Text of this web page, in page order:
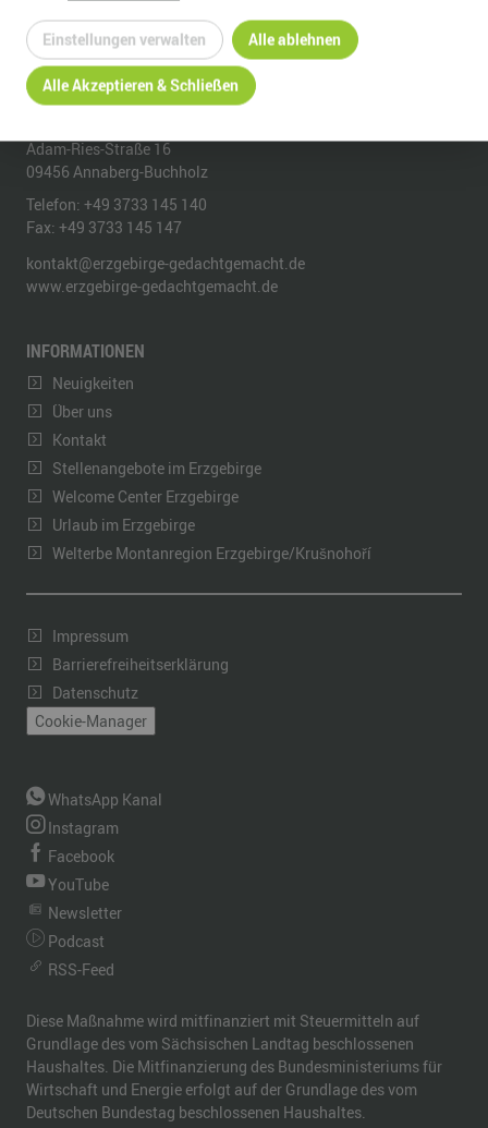
REGIONALMANAGEMENT ERZGEBIRGE
Adam-Ries-Straße 16
09456 Annaberg-Buchholz
Telefon: +49 3733 145 140
Fax: +49 3733 145 147
kontakt@erzgebirge-gedachtgemacht.de
www.erzgebirge-gedachtgemacht.de
INFORMATIONEN
Neuigkeiten
Über uns
Kontakt
Stellenangebote im Erzgebirge
Welcome Center Erzgebirge
Urlaub im Erzgebirge
Welterbe Montanregion Erzgebirge/Krušnohoří
Impressum
Barrierefreiheitserklärung
Datenschutz
Cookie-Manager
WhatsApp Kanal
Instagram
Facebook
YouTube
Newsletter
Podcast
RSS-Feed
Diese Maßnahme wird mitfinanziert mit Steuermitteln auf
Grundlage des vom Sächsischen Landtag beschlossenen
Haushaltes. Die Mitfinanzierung des Bundesministeriums für
Wirtschaft und Energie erfolgt auf der Grundlage des vom
Deutschen Bundestag beschlossenen Haushaltes.
Einstellungen verwalten Alle ablehnen
Alle Akzeptieren & Schließen